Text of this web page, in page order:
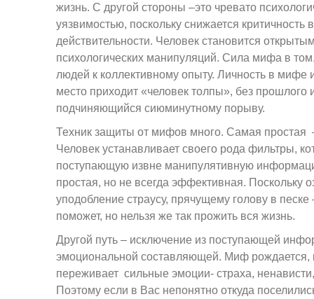
жизнь. С другой стороны –это чревато
уязвимостью, поскольку снижается критичность
действительности. Человек становится
психологических манипуляций. Сила мифа в
людей к коллективному опыту. Личность в мифе
место приходит «человек толпы», без прошлого
подчиняющийся сиюминутному порыву.
Техник защиты от мифов много. Самая
Человек устанавливает своего рода фильтры,
поступающую извне манипулятивную
простая, но не всегда эффективная. Поскольку
уподобление страусу, прячущему голову в песке
поможет, но нельзя же так прожить вся жизнь.
Другой путь – исключение из поступающей
эмоциональной составляющей. Миф рождается,
переживает сильные эмоции- страха,
Поэтому если в Вас непонятно откуда